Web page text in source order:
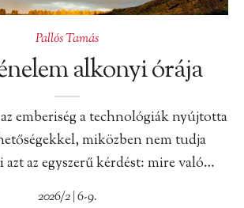
Pallós Tamás
alkonyi órája
emberiség a technológiák nyújtotta
miközben nem tudja
azt az egyszerű kérdést: mire való…
2026/2 | 6-9.